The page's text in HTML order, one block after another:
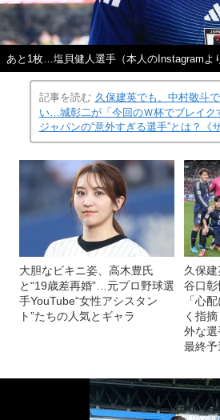
あと1枚…塩貝健人選手（本人のInstagramよ
記事を読む 久保建英でも、中村敬斗
い…城彰二が「今回のＷ杯でブレイク
ジャパンの“意外すぎる選手”とは？《
大胆なビキニ姿、高木豊氏
と“19歳差再婚”…元プロ野球選
手YouTube“女性アシスタン
ト”たちの人気とギャラ
久保建
谷口
「心
く指
外な選
最終予